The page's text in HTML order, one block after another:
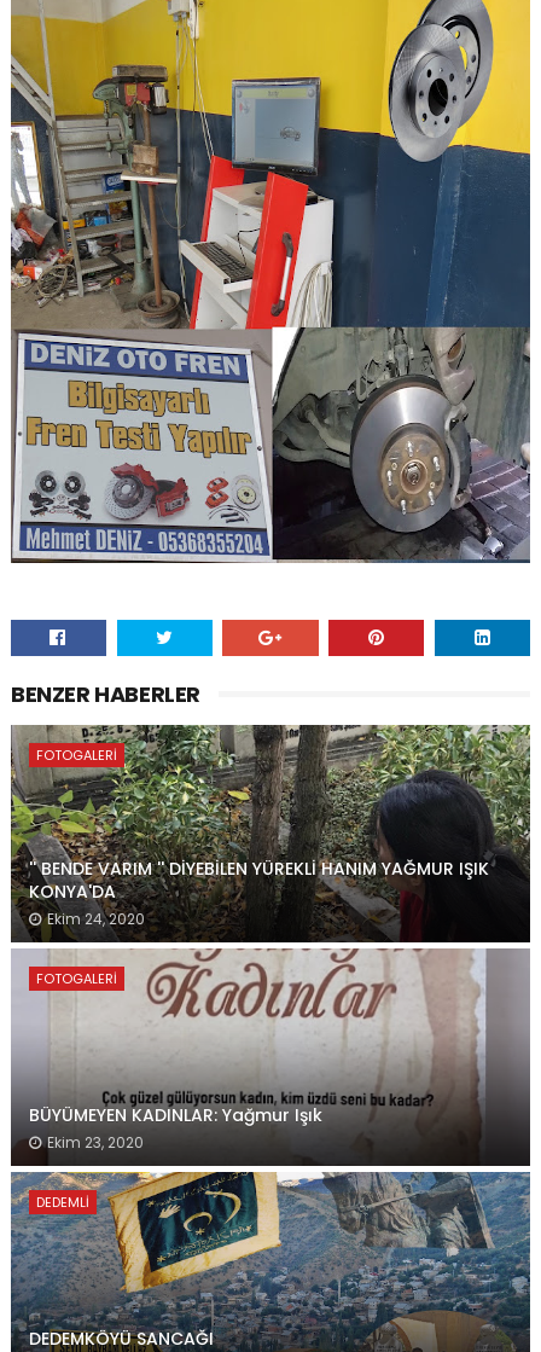
BENZER HABERLER
FOTOGALERI
'' BENDE VARIM '' DİYEBİLEN YÜREKLİ HANIM YAĞMUR IŞIK
KONYA'DA
Ekim 24, 2020
FOTOGALERI
BÜYÜMEYEN KADINLAR: Yağmur Işık
Ekim 23, 2020
DEDEMLI
DEDEMKÖYÜ SANCAĞI